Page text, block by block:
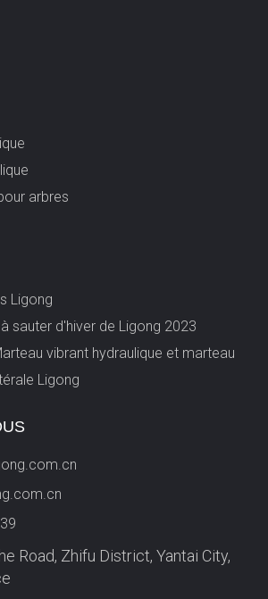
arbres
Ligong
sauter d'hiver de Ligong 2023
vibrant hydraulique et marteau
Ligong
Road, Zhifu District, Yantai City,